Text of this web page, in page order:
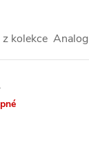
z kolekce Analog